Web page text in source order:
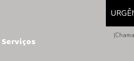
Serviços